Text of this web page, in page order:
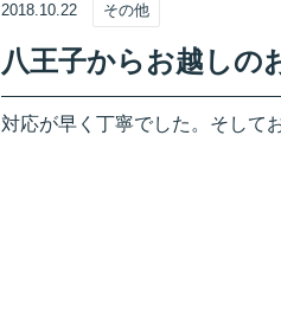
2018.10.22 その他
八王子からお越しの
対応が早く丁寧でした。そして